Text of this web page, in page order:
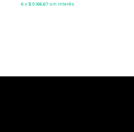
6x$9.166,67sin interés